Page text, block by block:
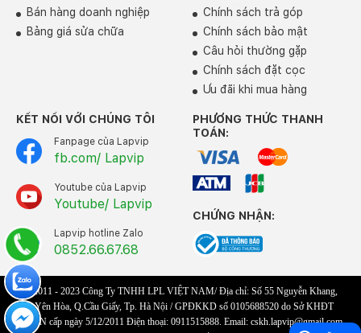
Bán hàng doanh nghiệp
Bảng giá sửa chữa
Chính sách trả góp
Chính sách bảo mật
Câu hỏi thường gặp
Chính sách đặt cọc
Ưu đãi khi mua hàng
KẾT NỐI VỚI CHÚNG TÔI
Fanpage của Lapvip
fb.com/ Lapvip
Youtube của Lapvip
Youtube/ Lapvip
Lapvip hotline Zalo
0852.66.67.68
PHƯƠNG THỨC THANH
TOÁN:
CHỨNG NHẬN:
© 2011 - 2023 Công Ty TNHH LPL VIỆT NAM/ Địa chỉ: Số 55 Nguyễn Khang,
P.Yên Hòa, Q.Cầu Giấy, Tp. Hà Nội / GPĐKKD số 0105688520 do Sở KHĐT
TP.HN cấp ngày 5/12/2011 Điện thoại: 0911515888. Email: cskh.lapvip@gmail.com